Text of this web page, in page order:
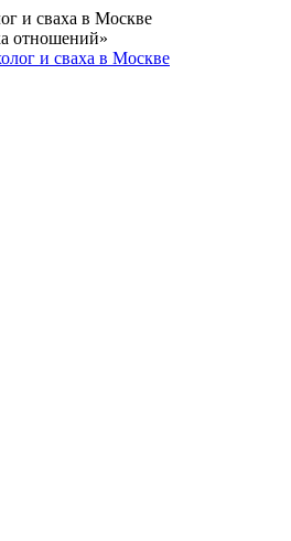
и сваха в Москве
отношений»